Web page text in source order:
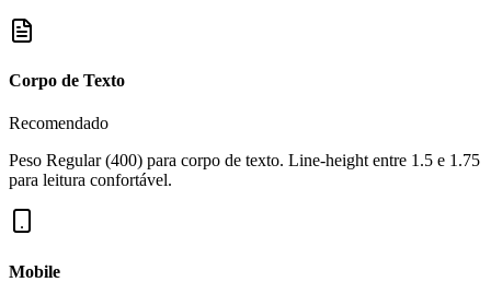
Corpo de Texto
Recomendado
Peso Regular (400) para corpo de texto. Line-height entre 1.5 e 1.75
para leitura confortável.
Mobile